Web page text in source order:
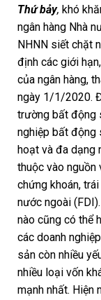
Thứ bảy, khó
ngân hàng Nhà
NHNN siết chặt
định các giới
của ngân hàng,
ngày 1/1/2020.
trường bất động
nghiệp bất động
hoạt và đa dạng
thuộc vào nguồn
chứng khoán,
nước ngoài
nào cũng có thể
các doanh
sản còn nhiều
nhiều loại vốn
mạnh nhất. Hiện